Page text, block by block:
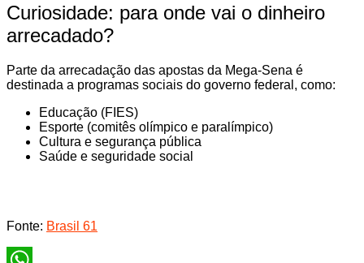
Curiosidade: para onde vai o dinheiro
arrecadado?
Parte da arrecadação das apostas da Mega-Sena é
destinada a programas sociais do governo federal, como:
Educação (FIES)
Esporte (comitês olímpico e paralímpico)
Cultura e segurança pública
Saúde e seguridade social
Fonte: Brasil 61